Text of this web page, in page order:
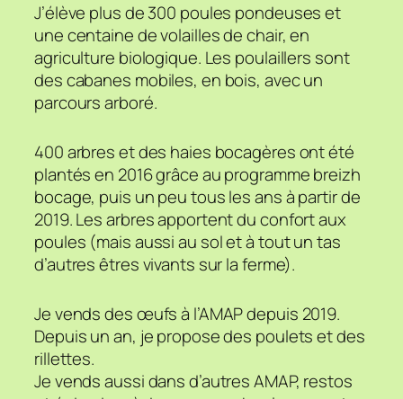
J’élève plus de 300 poules pondeuses et
une centaine de volailles de chair, en
agriculture biologique. Les poulaillers sont
des cabanes mobiles, en bois, avec un
parcours arboré.
400 arbres et des haies bocagères ont été
plantés en 2016 grâce au programme breizh
bocage, puis un peu tous les ans à partir de
2019. Les arbres apportent du confort aux
poules (mais aussi au sol et à tout un tas
d’autres êtres vivants sur la ferme).
Je vends des œufs à l’AMAP depuis 2019.
Depuis un an, je propose des poulets et des
rillettes.
Je vends aussi dans d’autres AMAP, restos